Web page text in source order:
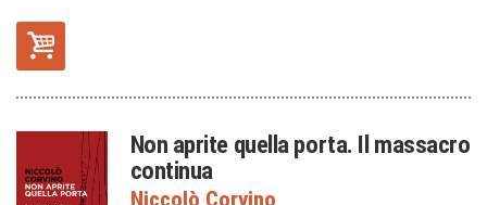
Non aprite quella porta. Il massacro
continua
Niccolò Corvino